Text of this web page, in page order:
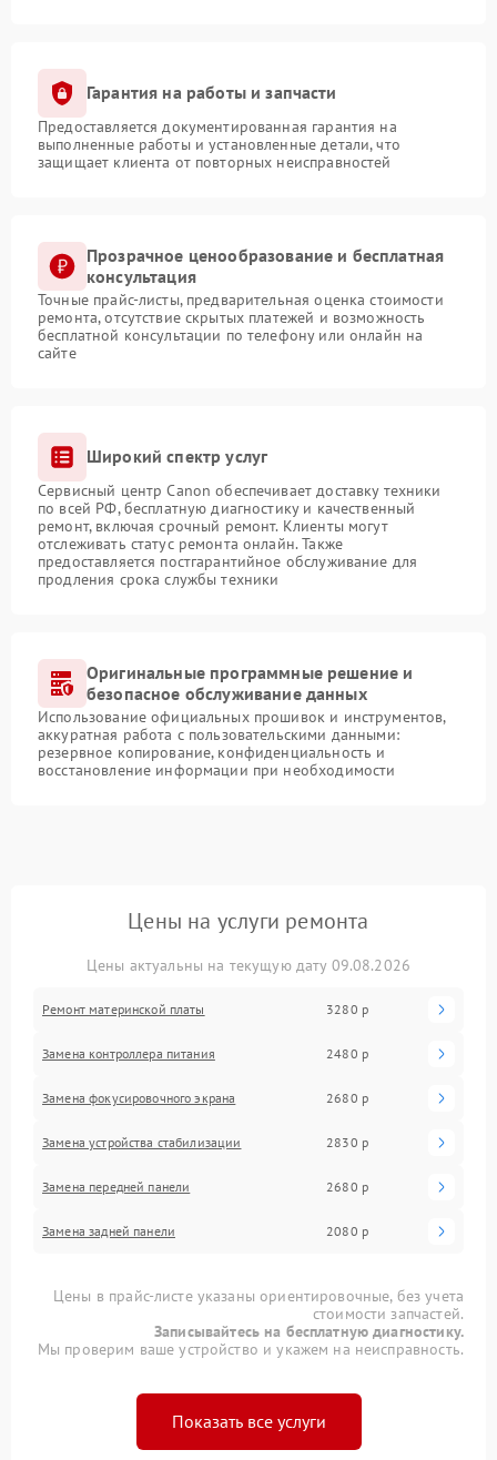
Гарантия на работы и запчасти
Предоставляется документированная гарантия на
выполненные работы и установленные детали, что
защищает клиента от повторных неисправностей
Прозрачное ценообразование и бесплатная
консультация
Точные прайс-листы, предварительная оценка стоимости
ремонта, отсутствие скрытых платежей и возможность
бесплатной консультации по телефону или онлайн на
сайте
Широкий спектр услуг
Сервисный центр Canon обеспечивает доставку техники
по всей РФ, бесплатную диагностику и качественный
ремонт, включая срочный ремонт. Клиенты могут
отслеживать статус ремонта онлайн. Также
предоставляется постгарантийное обслуживание для
продления срока службы техники
Оригинальные программные решение и
безопасное обслуживание данных
Использование официальных прошивок и инструментов,
аккуратная работа с пользовательскими данными:
резервное копирование, конфиденциальность и
восстановление информации при необходимости
Цены на услуги ремонта
Цены актуальны на текущую дату 09.08.2026
Ремонт материнской платы 3280 р
Замена контроллера питания 2480 р
Замена фокусировочного экрана 2680 р
Замена устройства стабилизации 2830 р
Замена передней панели 2680 р
Замена задней панели 2080 р
Цены в прайс-листе указаны ориентировочные, без учета
стоимости запчастей.
Записывайтесь на бесплатную диагностику.
Мы проверим ваше устройство и укажем на неисправность.
Показать все услуги